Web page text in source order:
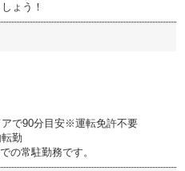
ょう！
で90分目安※運転免許不要
勤
の常駐勤務です。